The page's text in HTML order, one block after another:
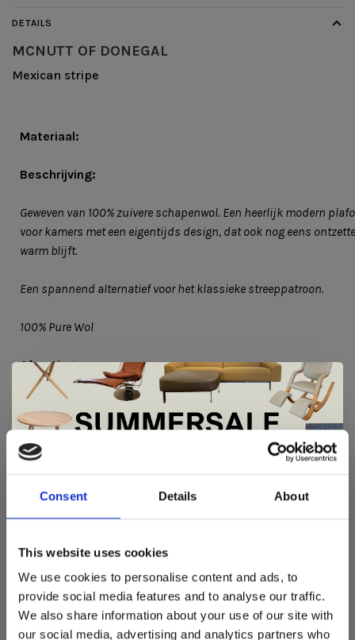
Consent Details About
This website uses cookies
We use cookies to personalise content and ads, to
provide social media features and to analyse our traffic.
We also share information about your use of our site with
our social media, advertising and analytics partners who
DETAILS
MCNUTT OF DONEGAL
Mexican stripe
Materiaal:
Beschrijving:
Geweven van 100% zuivere schapenwol. Een heerlijk modern
voor kamers met een eigentijds design, dat ook nog eens
warm blijft.
Een spannend alternatief voor het klassieke streeppatroon.
100% Pure Wol
Afmeting:
200 x 145 cm
REVIEWS
• • • • •
0 sterren op basis van 0 beoordelingen
De Summer Sale bij Snip Wonen+ is
gestart!
woonaccessoires aan te schaffen met aantrekkelijke kortingen.
In onze showroom vind je een uitgebreide selectie
designmeubelen van gerenommeerde Nederlandse en Europese
merken. Onder andere showroommodellen vanHarvink ,